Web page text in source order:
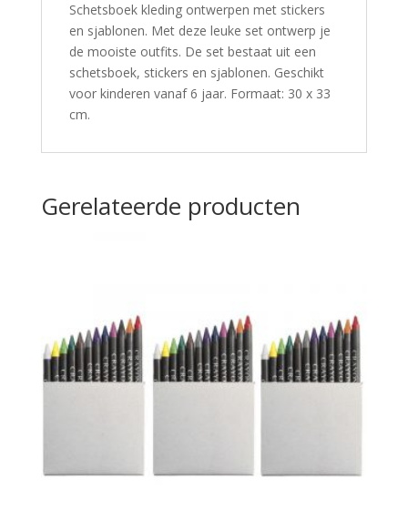
Schetsboek kleding ontwerpen met stickers
en sjablonen. Met deze leuke set ontwerp je
de mooiste outfits. De set bestaat uit een
schetsboek, stickers en sjablonen. Geschikt
voor kinderen vanaf 6 jaar. Formaat: 30 x 33
cm.
Gerelateerde producten